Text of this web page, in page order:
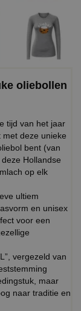
oliebollen
tijd van het jaar
deze unieke
bent (van
Hollandse
op elk
ultiem
en unisex
voor een
vergezeld van
maar
naar traditie en